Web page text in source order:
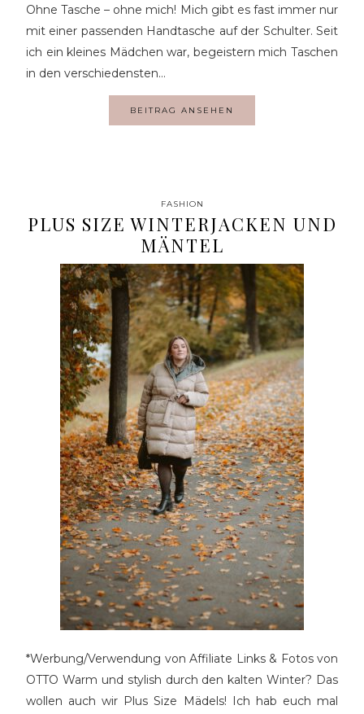
Ohne Tasche – ohne mich! Mich gibt es fast immer nur
mit einer passenden Handtasche auf der Schulter. Seit
ich ein kleines Mädchen war, begeistern mich Taschen
in den verschiedensten…
BEITRAG ANSEHEN
FASHION
PLUS SIZE WINTERJACKEN UND
MÄNTEL
*Werbung/Verwendung von Affiliate Links & Fotos von
OTTO Warm und stylish durch den kalten Winter? Das
wollen auch wir Plus Size Mädels! Ich hab euch mal